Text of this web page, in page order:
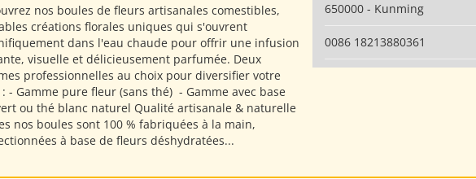
nos boules de fleurs artisanales comestibles,
créations florales uniques qui s'ouvrent
dans l'eau chaude pour offrir une infusion
visuelle et délicieusement parfumée. Deux
professionnelles au choix pour diversifier votre
- Gamme pure fleur (sans thé) ​ - Gamme avec base
ou thé blanc naturel Qualité artisanale & naturelle
nos boules sont 100 % fabriquées à la main,
à base de fleurs déshydratées...
650000 - Kunming
0086 18213880361